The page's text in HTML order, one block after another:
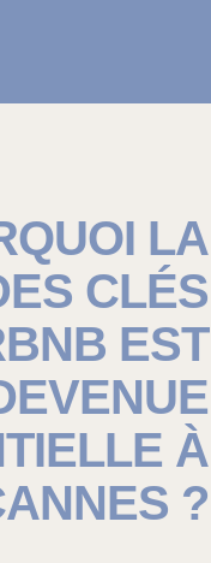
LA
CLÉS
EST
À
?